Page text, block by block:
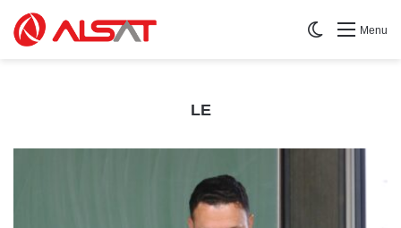
Menu
Switch skin
LE